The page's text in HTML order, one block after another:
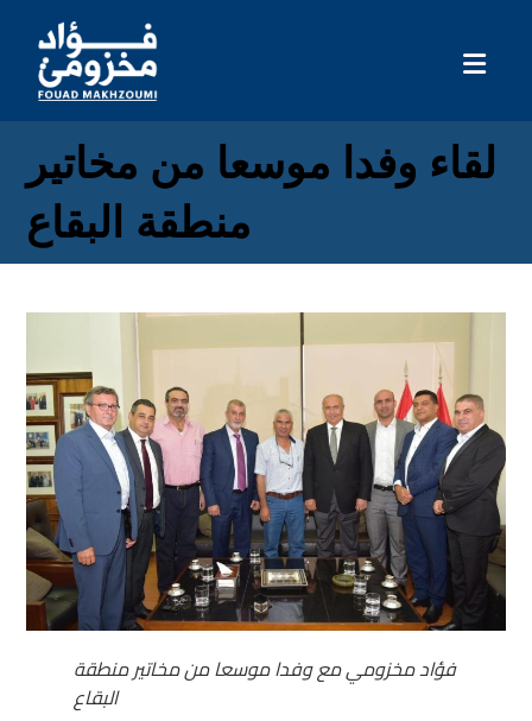
لقاء وفدا موسعا من مخاتير
منطقة البقاع
فؤاد مخزومي مع وفدا موسعا من مخاتير منطقة
البقاع